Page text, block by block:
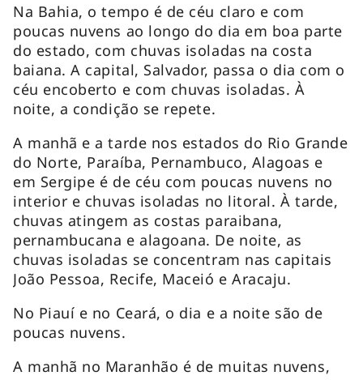
Na Bahia, o tempo é de céu claro e com
poucas nuvens ao longo do dia em boa parte
do estado, com chuvas isoladas na costa
baiana. A capital, Salvador, passa o dia com o
céu encoberto e com chuvas isoladas. À
noite, a condição se repete.
A manhã e a tarde nos estados do Rio Grande
do Norte, Paraíba, Pernambuco, Alagoas e
em Sergipe é de céu com poucas nuvens no
interior e chuvas isoladas no litoral. À tarde,
chuvas atingem as costas paraibana,
pernambucana e alagoana. De noite, as
chuvas isoladas se concentram nas capitais
João Pessoa, Recife, Maceió e Aracaju.
No Piauí e no Ceará, o dia e a noite são de
poucas nuvens.
A manhã no Maranhão é de muitas nuvens,